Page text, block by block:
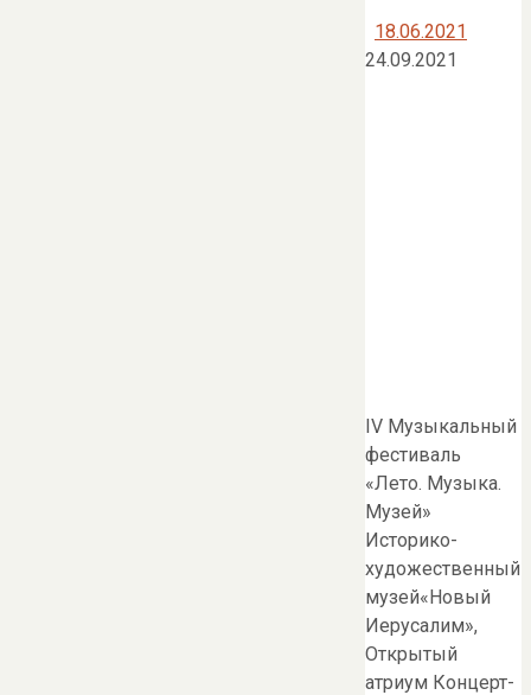
18.06.2021
24.09.2021
IV Музыкальный
фестиваль
«Лето. Музыка.
Музей»
Историко-
художественный
музей«Новый
Иерусалим»,
Открытый
атриум Концерт-